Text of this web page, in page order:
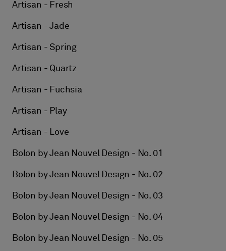
Artisan - Fresh
Artisan - Jade
Artisan - Spring
Artisan - Quartz
Artisan - Fuchsia
Artisan - Play
Artisan - Love
Bolon by Jean Nouvel Design - No. 01
Bolon by Jean Nouvel Design - No. 02
Bolon by Jean Nouvel Design - No. 03
Bolon by Jean Nouvel Design - No. 04
Bolon by Jean Nouvel Design - No. 05